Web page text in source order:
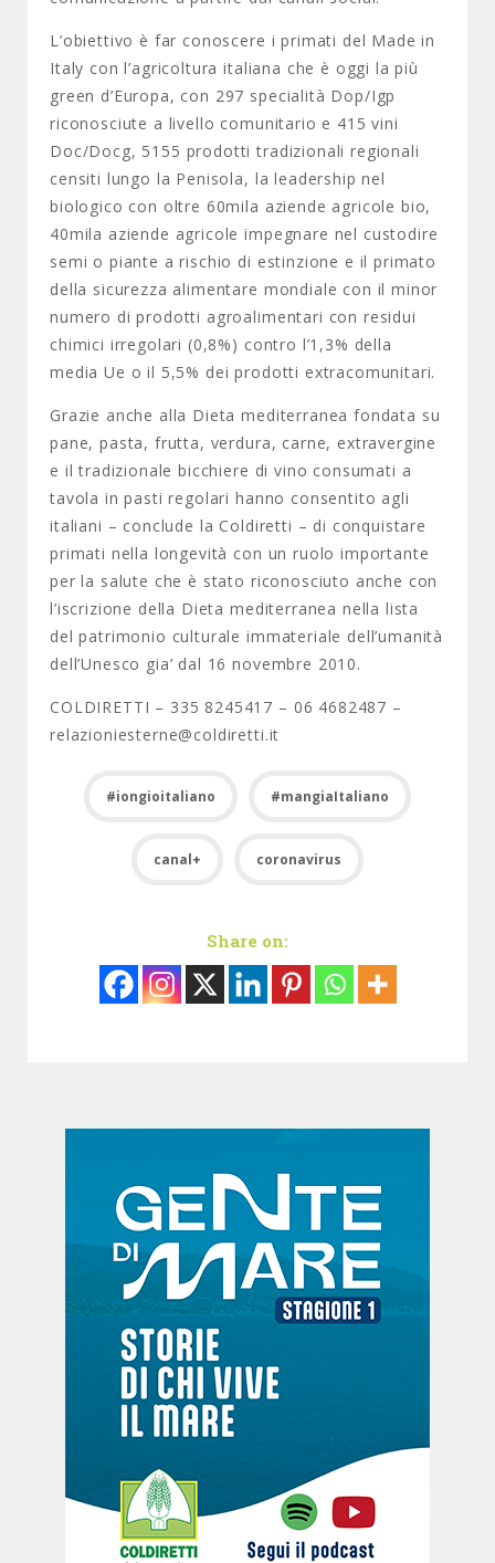
L’obiettivo è far conoscere i primati del Made in
Italy con l’agricoltura italiana che è oggi la più
green d’Europa, con 297 specialità Dop/Igp
riconosciute a livello comunitario e 415 vini
Doc/Docg, 5155 prodotti tradizionali regionali
censiti lungo la Penisola, la leadership nel
biologico con oltre 60mila aziende agricole bio,
40mila aziende agricole impegnare nel custodire
semi o piante a rischio di estinzione e il primato
della sicurezza alimentare mondiale con il minor
numero di prodotti agroalimentari con residui
chimici irregolari (0,8%) contro l’1,3% della
media Ue o il 5,5% dei prodotti extracomunitari.
Grazie anche alla Dieta mediterranea fondata su
pane, pasta, frutta, verdura, carne, extravergine
e il tradizionale bicchiere di vino consumati a
tavola in pasti regolari hanno consentito agli
italiani – conclude la Coldiretti – di conquistare
primati nella longevità con un ruolo importante
per la salute che è stato riconosciuto anche con
l’iscrizione della Dieta mediterranea nella lista
del patrimonio culturale immateriale dell’umanità
dell’Unesco gia’ dal 16 novembre 2010.
COLDIRETTI – 335 8245417 – 06 4682487 –
relazioniesterne@coldiretti.it
#iongioitaliano #mangiaItaliano
canal+ coronavirus
Share on: